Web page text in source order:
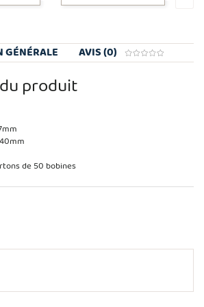
GÉNÉRALE AVIS (0)
produit
de 50 bobines